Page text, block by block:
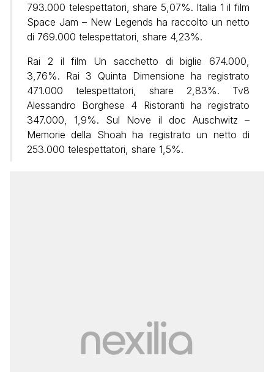
793.000 telespettatori, share 5,07%. Italia 1 il film
Space Jam – New Legends ha raccolto un netto
di 769.000 telespettatori, share 4,23%.
Rai 2 il film Un sacchetto di biglie 674.000,
3,76%. Rai 3 Quinta Dimensione ha registrato
471.000 telespettatori, share 2,83%. Tv8
Alessandro Borghese 4 Ristoranti ha registrato
347.000, 1,9%. Sul Nove il doc Auschwitz –
Memorie della Shoah ha registrato un netto di
253.000 telespettatori, share 1,5%.